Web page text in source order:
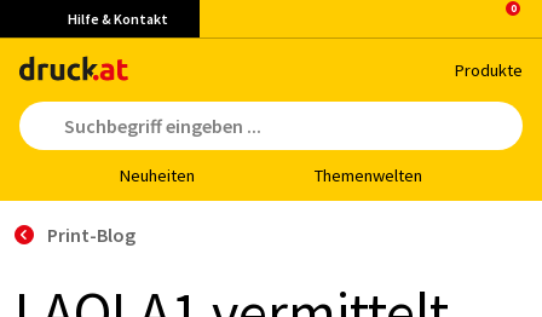
Hilfe & Kontakt
Pro­duk­te
Neu­hei­ten The­men­wel­ten
Print-Blog